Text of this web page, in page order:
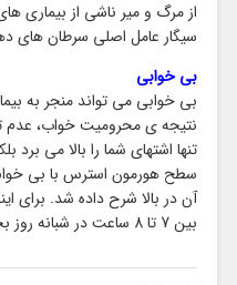
از مرگ و میر ناشی از بیماری
سیگار عامل اصلی سرطان های
بی خوابی
بی خوابی می تواند منجر به
نتیجه ی محرومیت خواب، عدم
تنها اشتهای شما را بالا می
سطح هورمون استرس با بی
آن در بالا شرح داده شد. برای
بین 7 تا 8 ساعت در شبانه روز بخوابید.